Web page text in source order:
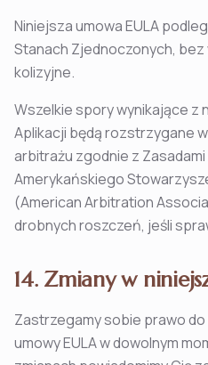
Niniejsza umowa EULA
Stanach Zjednoczonych, bez
kolizyjne.
Wszelkie spory wynikające z
Aplikacji będą rozstrzygane
arbitrażu zgodnie z
Amerykańskiego
(American Arbitration
drobnych roszczeń, jeśli
14. Zmiany w
Zastrzegamy sobie prawo
umowy EULA w dowolnym